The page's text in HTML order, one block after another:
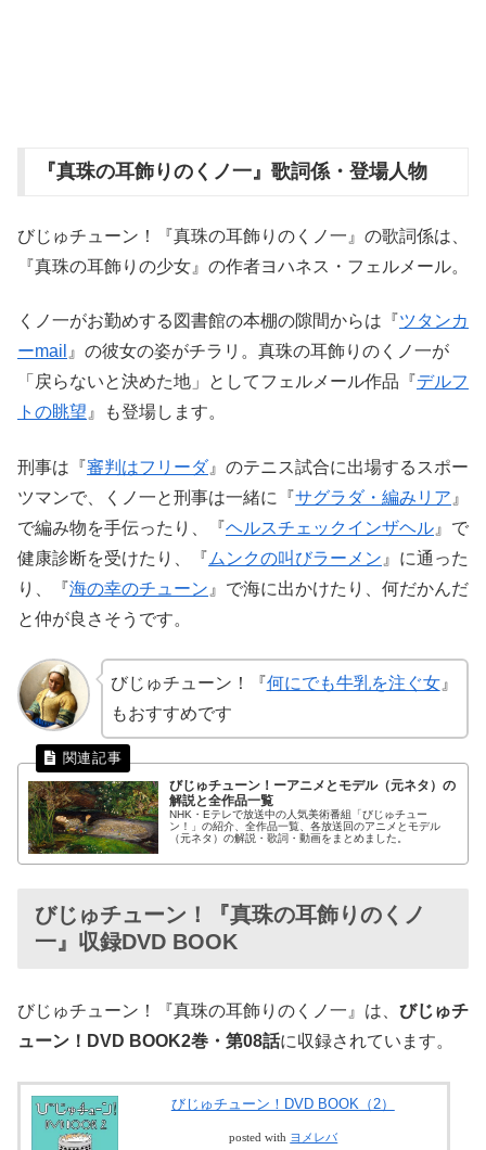
『真珠の耳飾りのくノ一』歌詞係・登場人物
びじゅチューン！『真珠の耳飾りのくノ一』の歌詞係は、
『真珠の耳飾りの少女』の作者ヨハネス・フェルメール。
くノ一がお勤めする図書館の本棚の隙間からは『ツタンカ
ーmail 』の彼女の姿がチラリ。真珠の耳飾りのくノ一が
「戻らないと決めた地」としてフェルメール作品『デルフ
トの眺望 』も登場します。
刑事は『審判はフリーダ』のテニス試合に出場するスポー
ツマンで、くノ一と刑事は一緒に『サグラダ・編みリア 』
で編み物を手伝ったり、『ヘルスチェックインザヘル 』で
健康診断を受けたり、『 ムンクの叫びラーメン 』に通った
り、『海の幸のチューン 』で海に出かけたり、何だかんだ
と仲が良さそうです。
びじゅチューン！『何にでも牛乳を注ぐ女』
もおすすめです
びじゅチューン！ーアニメとモデル（元ネタ）の
解説と全作品一覧
NHK・Eテレで放送中の人気美術番組「びじゅチュー
ン！」の紹介、全作品一覧、各放送回のアニメとモデル
（元ネタ）の解説・歌詞・動画をまとめました。
びじゅチューン！『真珠の耳飾りのくノ
一』収録DVD BOOK
びじゅチューン！『真珠の耳飾りのくノ一』は、 びじゅチ
ューン！DVD BOOK2巻・第08話に収録されています。
びじゅチューン！DVD BOOK（2）
posted with ヨメレバ